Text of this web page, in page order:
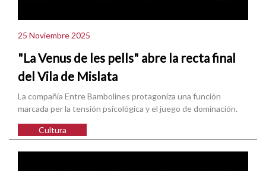
25 Noviembre 2025
"La Venus de les pells" abre la recta final
del Vila de Mislata
La compañía Entre Bambolines protagoniza una función
marcada per la tensión psicológica y el juego de dominación.
Cultura